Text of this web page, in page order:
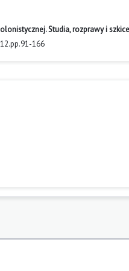
Studia, rozprawy i
166